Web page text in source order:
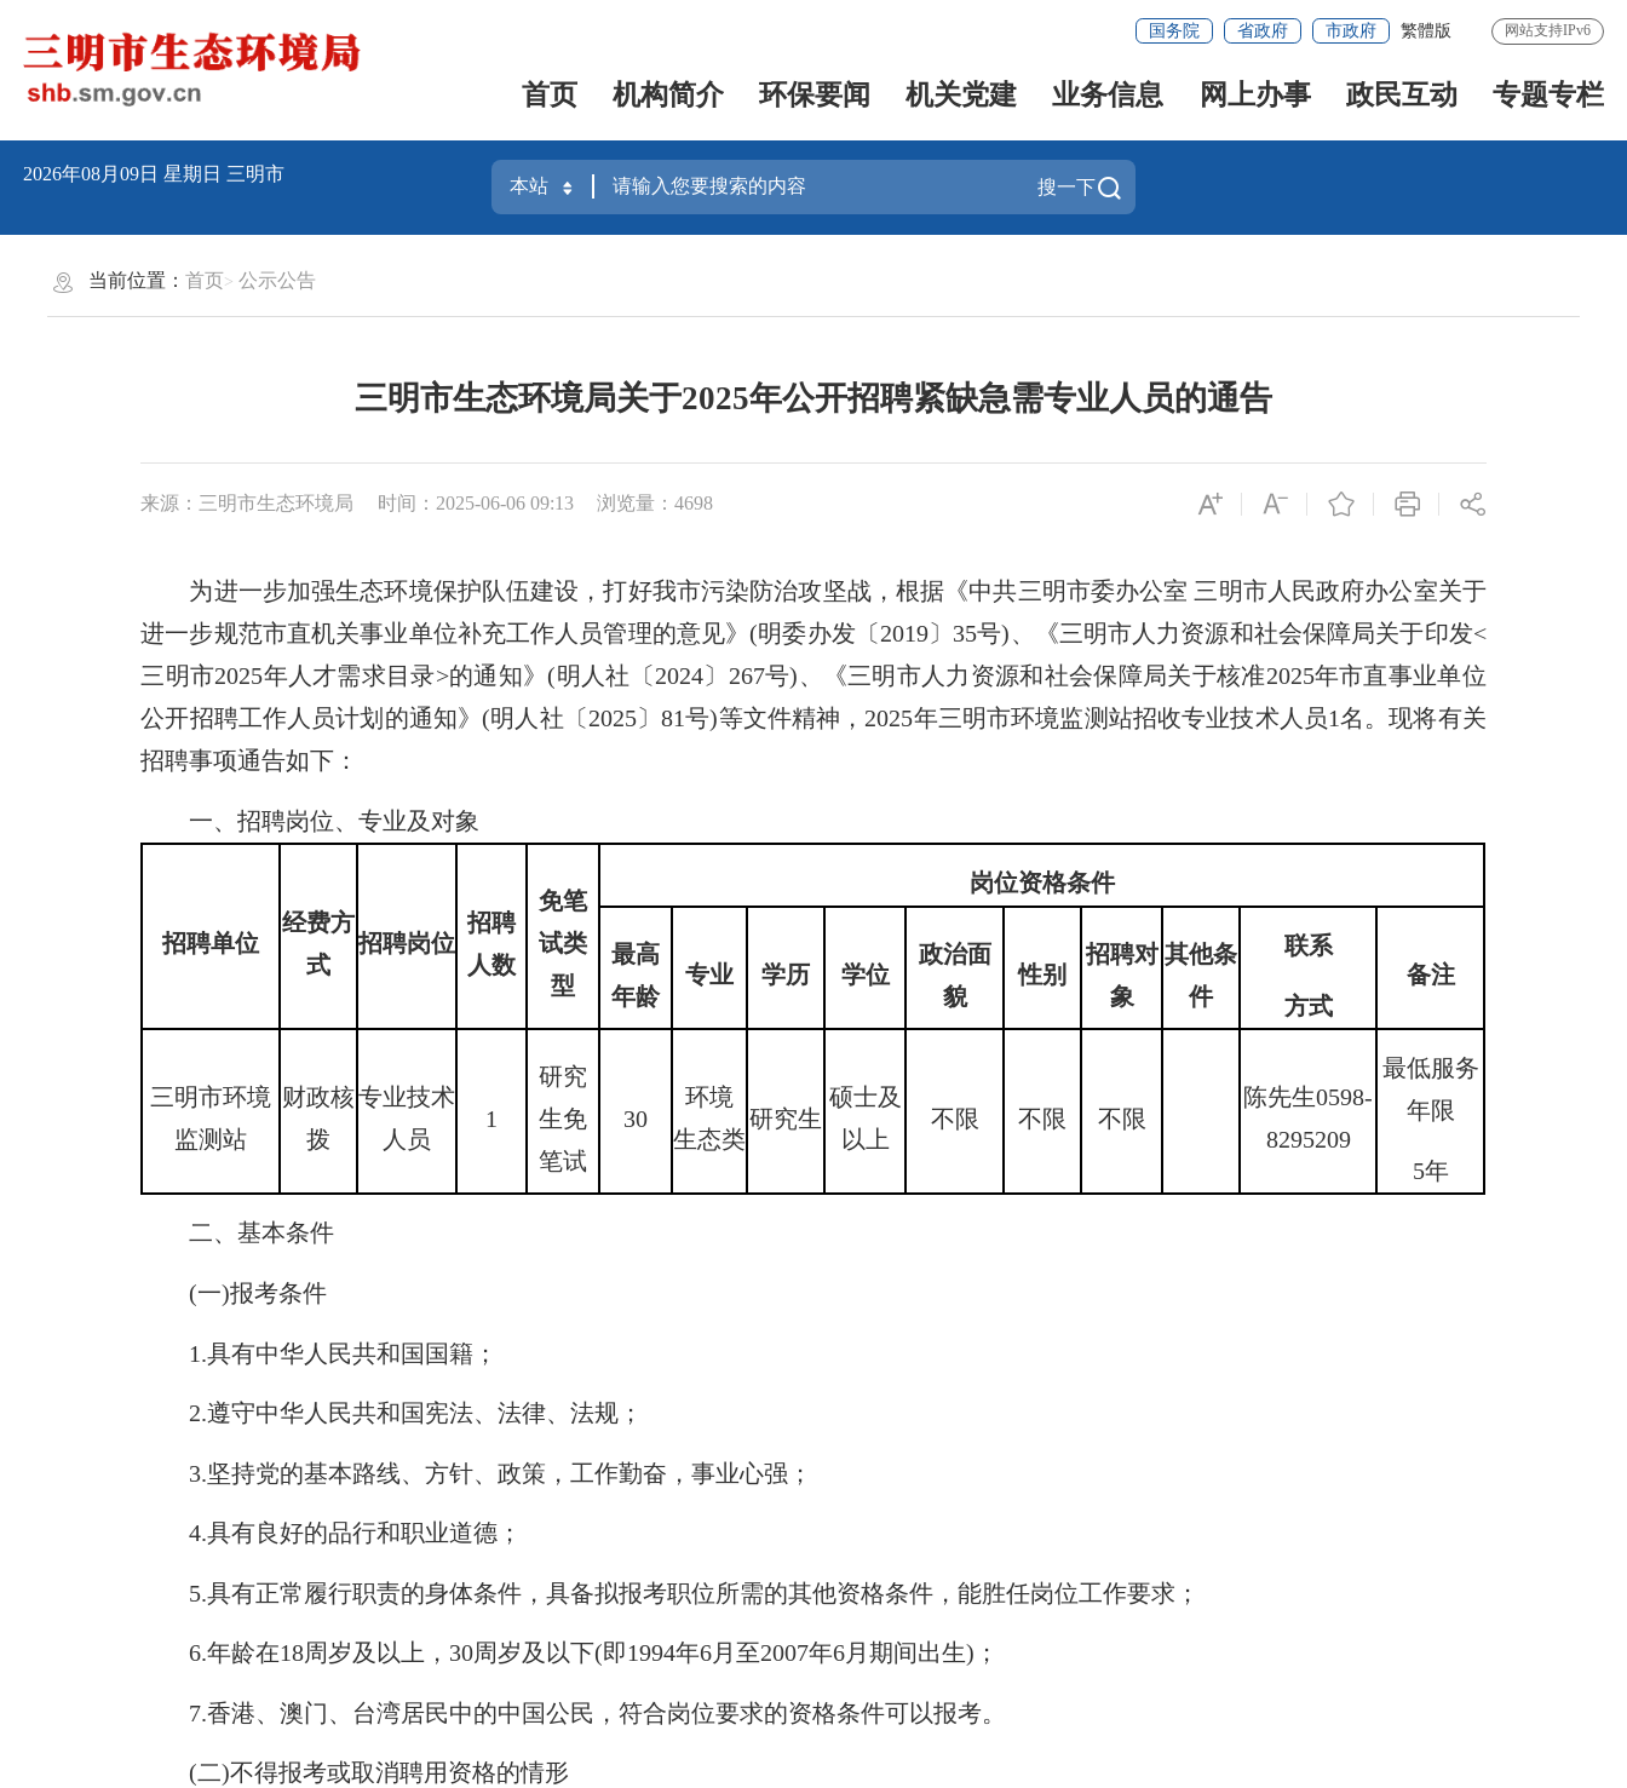
国务院 省政府 市政府 繁體版 网站支持IPv6
首页 机构简介 环保要闻 机关党建 业务信息 网上办事 政民互动 专题专栏
2026年08月09日星期日 三明市
搜一下
当前位置：首页 公示公告
三明市生态环境局关于2025年公开招聘紧缺急需专业人员的通告
来源：三明市生态环境局 时间：2025-06-06 09:13 浏览量：4698
为进一步加强生态环境保护队伍建设，打好我市污染防治攻坚战，根据《中共三明市委办公室 三明市人民政府办公室关于
进一步规范市直机关事业单位补充工作人员管理的意见》(明委办发〔2019〕35号)、《三明市人力资源和社会保障局关于印发<
三明市2025年人才需求目录>的通知》(明人社〔2024〕267号)、《三明市人力资源和社会保障局关于核准2025年市直事业单位
公开招聘工作人员计划的通知》(明人社〔2025〕81号)等文件精神，2025年三明市环境监测站招收专业技术人员1名。现将有关
招聘事项通告如下：
一、招聘岗位、专业及对象
招聘单位
经费方
式
招聘岗位
招聘
人数
免笔
试类
型
岗位资格条件
最高
年龄
专业 学历 学位
政治面
貌
性别
招聘对
象
其他条
件
联系
方式
备注
三明市环境
监测站
财政核
拨
专业技术
人员
1
研究
生免
笔试
30
环境
生态类
研究生
硕士及
以上
不限 不限 不限
陈先生0598-
8295209
最低服务
年限
5年
二、基本条件
(一)报考条件
1.具有中华人民共和国国籍；
2.遵守中华人民共和国宪法、法律、法规；
3.坚持党的基本路线、方针、政策，工作勤奋，事业心强；
4.具有良好的品行和职业道德；
5.具有正常履行职责的身体条件，具备拟报考职位所需的其他资格条件，能胜任岗位工作要求；
6.年龄在18周岁及以上，30周岁及以下(即1994年6月至2007年6月期间出生)；
7.香港、澳门、台湾居民中的中国公民，符合岗位要求的资格条件可以报考。
(二)不得报考或取消聘用资格的情形